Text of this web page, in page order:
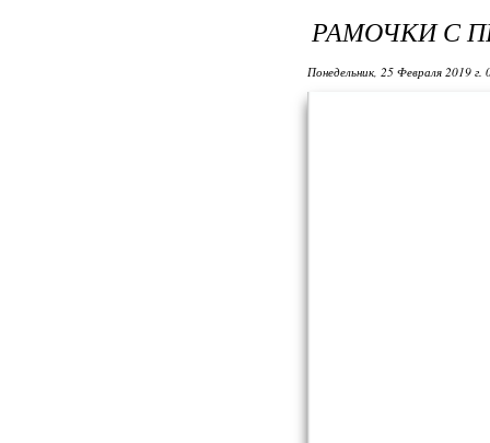
РАМОЧКИ С
Понедельник, 25 Февраля 2019